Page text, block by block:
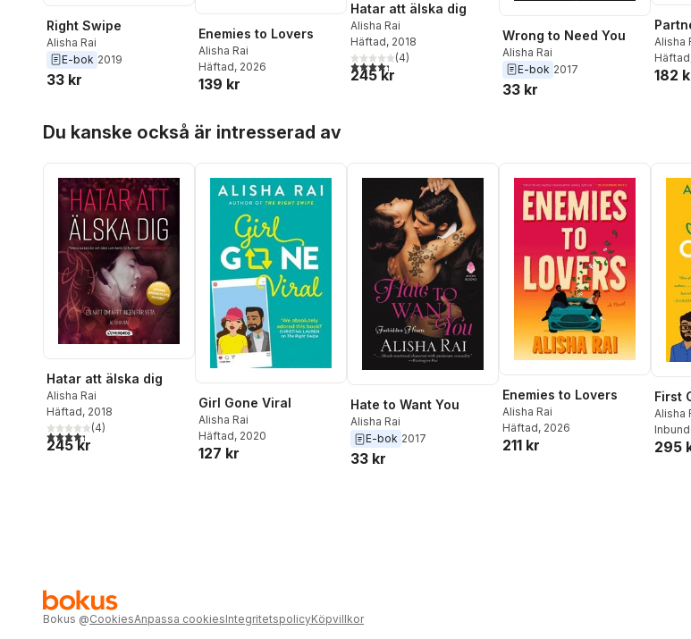
Right Swipe
Alisha Rai
E-bok 2019
33 kr
Enemies to Lovers
Alisha Rai
Häftad, 2026
139 kr
Hatar att älska dig
Alisha Rai
Häftad, 2018
4,3utav 5 stjärnor. Totalt antal röster:
(4)
245 kr
Wrong to Need You
Alisha Rai
E-bok 2017
33 kr
Alisha
Häftad
182
Du kanske också är intresserad av
Hatar att älska dig
Alisha Rai
Häftad, 2018
4,3utav 5 stjärnor. Totalt antal röster:
(4)
245 kr
Girl Gone Viral
Alisha Rai
Häftad, 2020
127 kr
Hate to Want You
Alisha Rai
E-bok 2017
33 kr
Enemies to Lovers
Alisha Rai
Häftad, 2026
211 kr
First
Alisha
295
Bokus @CookiesAnpassa cookiesIntegritetspolicyKöpvillkor